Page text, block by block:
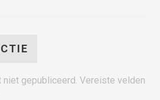
gepubliceerd. Vereiste velden